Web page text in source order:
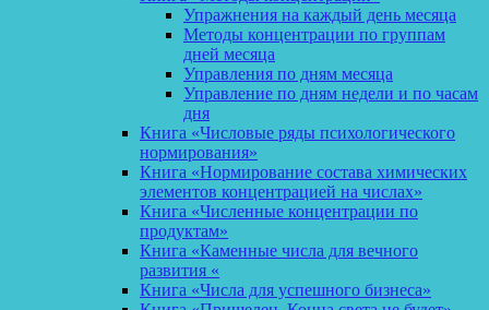
Упражнения на каждый день месяца
Методы концентрации по группам
дней месяца
Управления по дням месяца
Управление по дням недели и по часам
дня
Книга «Числовые ряды психологического
нормирования»
Книга «Нормирование состава химических
элементов концентрацией на числах»
Книга «Численные концентрации по
продуктам»
Книга «Каменные числа для вечного
развития «
Книга «Числа для успешного бизнеса»